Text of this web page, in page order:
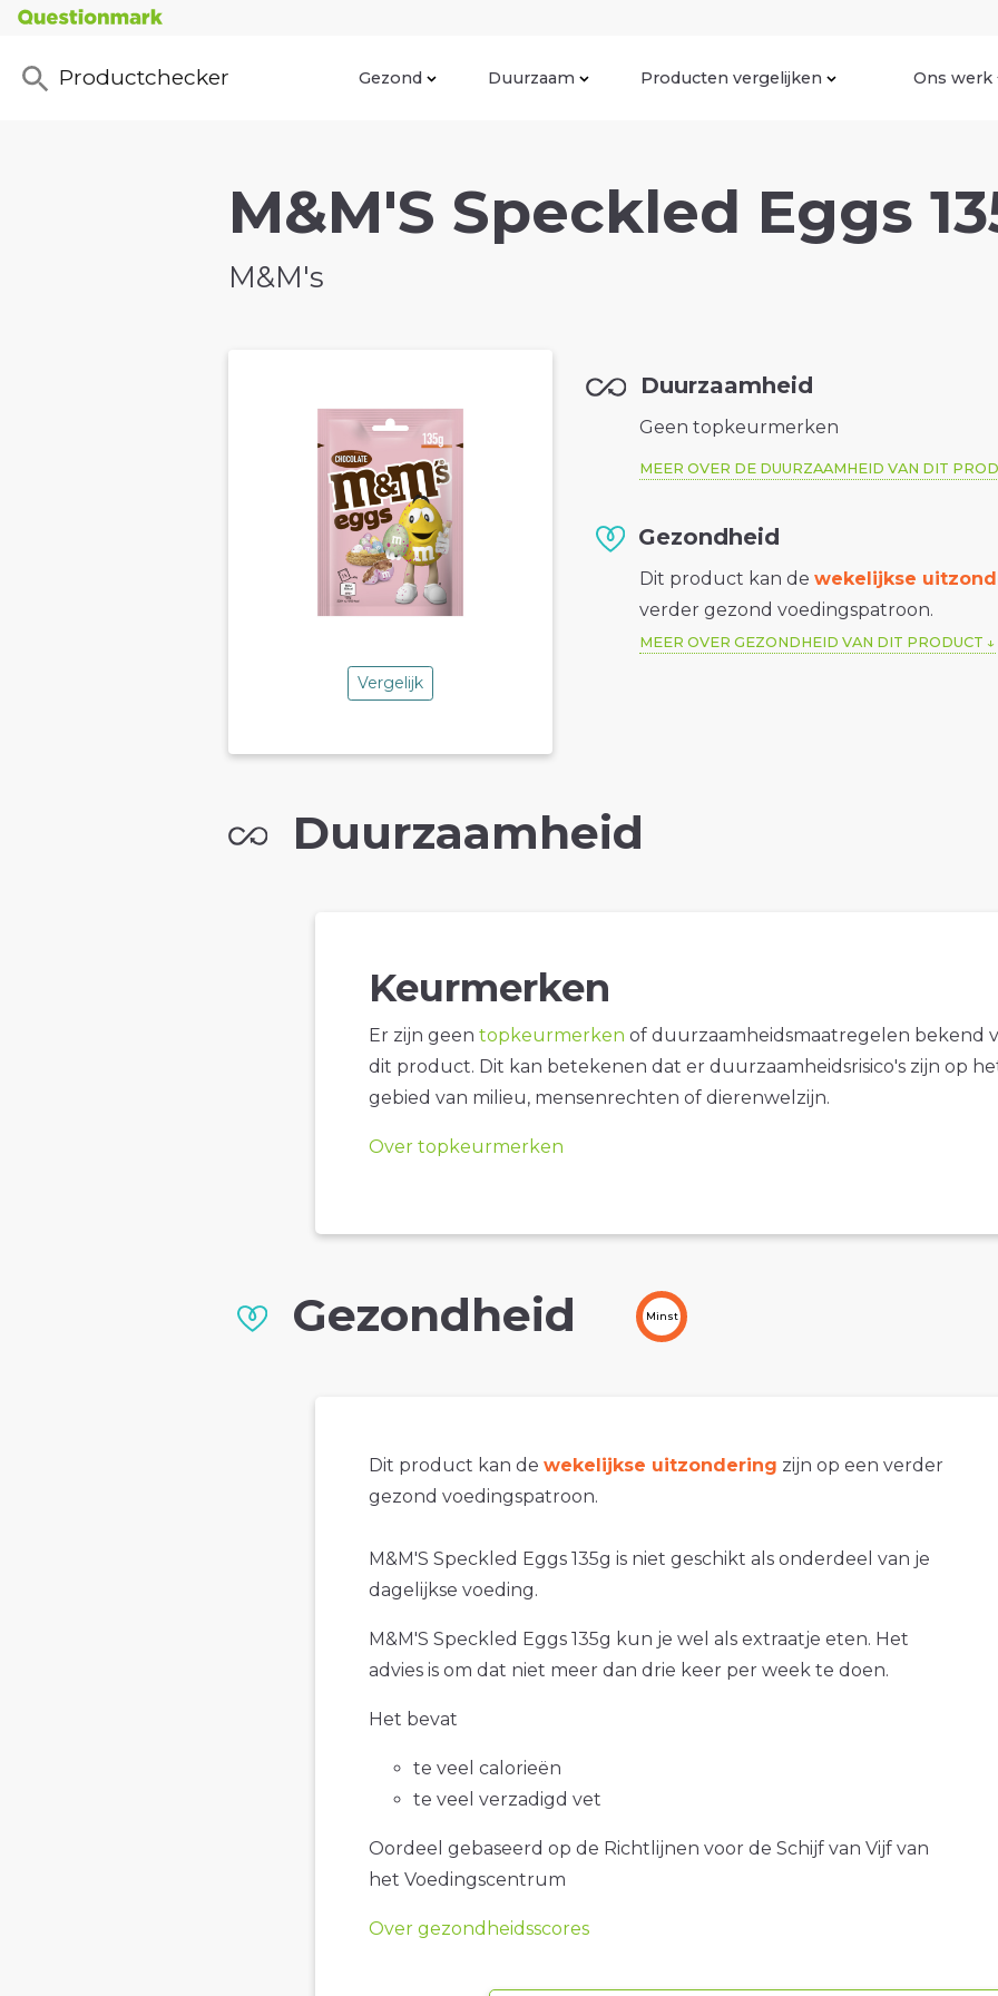
Productchecker Gezond Duurzaam Producten vergelijken Ons werk
M&M'S Speckled Eggs
M&M's
Vergelijk
Duurzaamheid
Geen topkeurmerken
MEER OVER DE DUURZAAMHEID VAN DIT
Gezondheid
Dit product kan dewekelijkse
verder gezond voedingspatroon.
MEER OVER GEZONDHEID VAN DIT PRODUCT
Duurzaamheid
Keurmerken
Er zijn geen topkeurmerken of duurzaamheidsmaatregelen bekend
dit product. Dit kan betekenen dat er duurzaamheidsrisico's zijn op
gebied van milieu, mensenrechten of dierenwelzijn.
Over topkeurmerken
Gezondheid Minst
Dit product kan de wekelijkse uitzondering zijn op een verder
gezond voedingspatroon.
M&M'S Speckled Eggs 135g is niet geschikt als onderdeel van je
dagelijkse voeding.
M&M'S Speckled Eggs 135g kun je wel als extraatje eten. Het
advies is om dat niet meer dan drie keer per week te doen.
Het bevat
te veel calorieën
te veel verzadigd vet
Oordeel gebaseerd op de Richtlijnen voor de Schijf van Vijf van
het Voedingscentrum
Over gezondheidsscores